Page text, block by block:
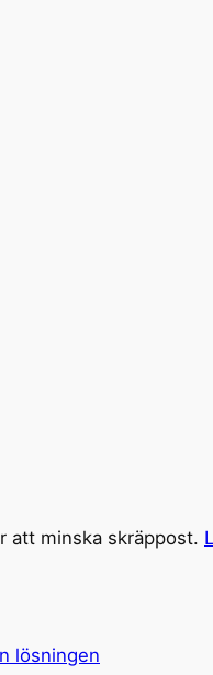
att minska skräppost.
lösningen